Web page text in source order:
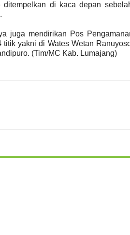
di kaca depan
juga mendirikan Pos
titik yakni di Wates Wetan
(Tim/MC Kab. Lumajang)